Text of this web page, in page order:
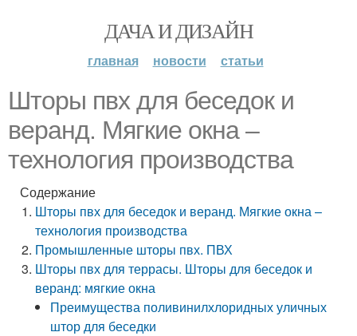
ДАЧА И ДИЗАЙН
главная новости статьи
Шторы пвх для беседок и
веранд. Мягкие окна –
технология производства
Содержание
Шторы пвх для беседок и веранд. Мягкие окна –
технология производства
Промышленные шторы пвх. ПВХ
Шторы пвх для террасы. Шторы для беседок и
веранд: мягкие окна
Преимущества поливинилхлоридных уличных
штор для беседки